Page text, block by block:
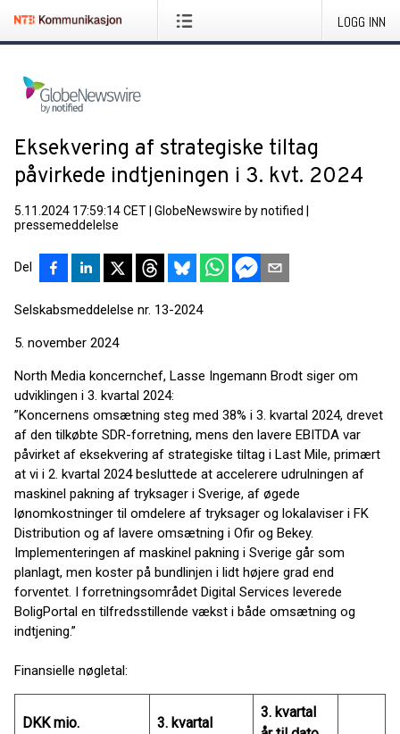
LOGG INN
Eksekvering af strategiske tiltag
påvirkede indtjeningen i 3. kvt. 2024
5.11.2024 17:59:14 CET GlobeNewswire by notified
pressemeddelelse
Del
Selskabsmeddelelse nr. 13-2024
5. november 2024
North Media koncernchef, Lasse Ingemann Brodt siger om
udviklingen i 3. kvartal 2024:
”Koncernens omsætning steg med 38% i 3. kvartal 2024, drevet
af den tilkøbte SDR-forretning, mens den lavere EBITDA var
påvirket af eksekvering af strategiske tiltag i Last Mile, primært
at vi i 2. kvartal 2024 besluttede at accelerere udrulningen af
maskinel pakning af tryksager i Sverige, af øgede
lønomkostninger til omdelere af tryksager og lokalaviser i FK
Distribution og af lavere omsætning i Ofir og Bekey.
Implementeringen af maskinel pakning i Sverige går som
planlagt, men koster på bundlinjen i lidt højere grad end
forventet. I forretningsområdet Digital Services leverede
BoligPortal en tilfredsstillende vækst i både omsætning og
indtjening.”
Finansielle nøgletal:
DKK mio. 3. kvartal
3. kvartal